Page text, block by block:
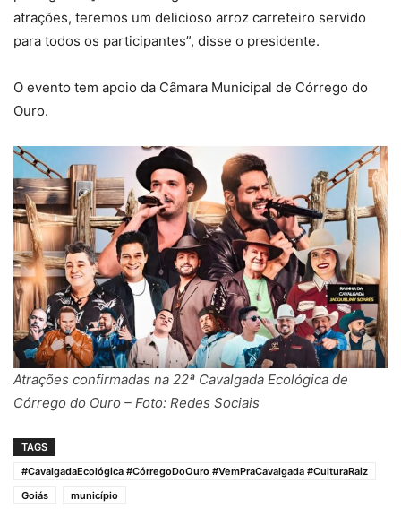
atrações, teremos um delicioso arroz carreteiro servido
para todos os participantes”, disse o presidente.
O evento tem apoio da Câmara Municipal de Córrego do
Ouro.
Atrações confirmadas na 22ª Cavalgada Ecológica de
Córrego do Ouro – Foto: Redes Sociais
TAGS
#CavalgadaEcológica #CórregoDoOuro #VemPraCavalgada #CulturaRaiz
Goiás
município